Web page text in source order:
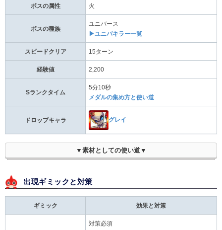
ボスの属性 火
ボスの種族
ユニバース
▶ユニバキラー一覧
スピードクリア 15ターン
経験値 2,200
Sランクタイム
5分10秒
メダルの集め方と使い道
ドロップキャラ グレイ
▼素材としての使い道▼
出現ギミックと対策
ギミック 効果と対策
対策必須